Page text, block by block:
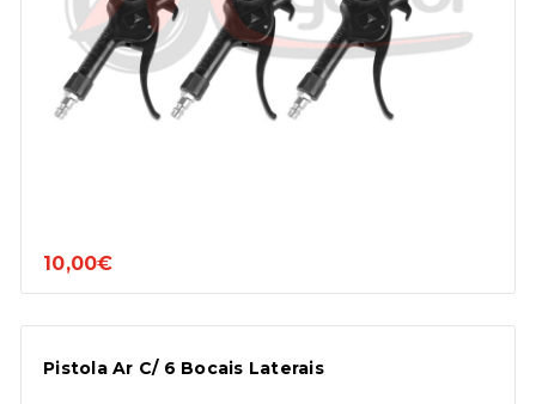
10,00€
Pistola Ar C/ 6 Bocais Laterais